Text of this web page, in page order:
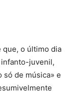
que, o último dia
infanto-juvenil,
só de música» e